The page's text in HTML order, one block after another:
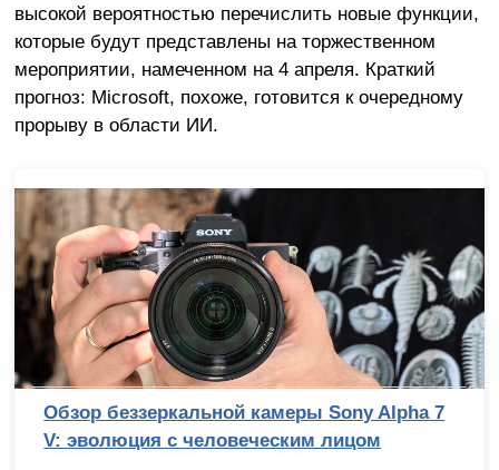
высокой вероятностью перечислить новые функции,
которые будут представлены на торжественном
мероприятии, намеченном на 4 апреля. Краткий
прогноз: Microsoft, похоже, готовится к очередному
прорыву в области ИИ.
Обзор беззеркальной камеры Sony Alpha 7
V: эволюция с человеческим лицом